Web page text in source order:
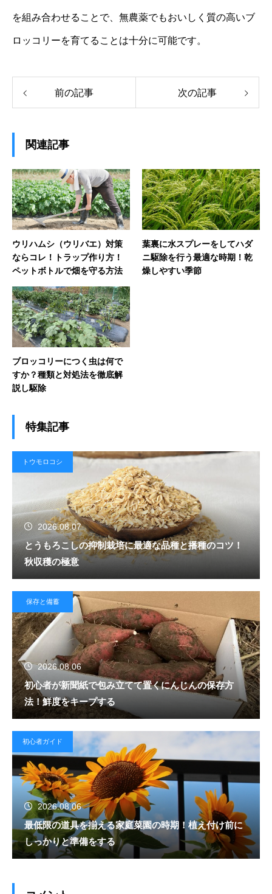
を組み合わせることで、無農薬でもおいしく質の高いブ
ロッコリーを育てることは十分に可能です。
前の記事 次の記事
関連記事
ウリハムシ（ウリバエ）対策
ならコレ！トラップ作り方！
ペットボトルで畑を守る方法
葉裏に水スプレーをしてハダ
ニ駆除を行う最適な時期！乾
燥しやすい季節
ブロッコリーにつく虫は何で
すか？種類と対処法を徹底解
説し駆除
特集記事
トウモロコシ
2026.08.07
とうもろこしの抑制栽培に最適な品種と播種のコツ！
秋収穫の極意
保存と備蓄
2026.08.06
初心者が新聞紙で包み立てて置くにんじんの保存方
法！鮮度をキープする
初心者ガイド
2026.08.06
最低限の道具を揃える家庭菜園の時期！植え付け前に
しっかりと準備をする